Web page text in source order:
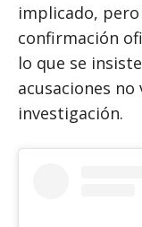
implicado,
confirmación
lo que se
acusaciones
investigación.